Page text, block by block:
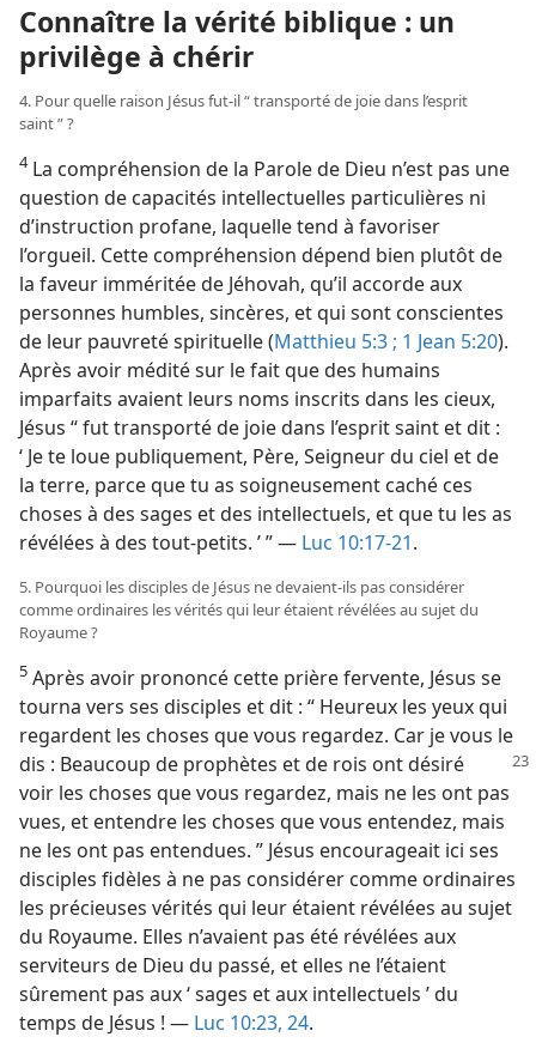
Connaître la vérité biblique : un
privilège à chérir
4. Pour quelle raison Jésus fut-​il “ transporté de joie dans l’esprit
saint ” ?
4La compréhension de la Parole de Dieu n’est pas une
question de capacités intellectuelles particulières ni
d’instruction profane, laquelle tend à favoriser
l’orgueil. Cette compréhension dépend bien plutôt de
la faveur imméritée de Jéhovah, qu’il accorde aux
personnes humbles, sincères, et qui sont conscientes
de leur pauvreté spirituelle (Matthieu 5:3 ; 1 Jean 5:20).
Après avoir médité sur le fait que des humains
imparfaits avaient leurs noms inscrits dans les cieux,
Jésus “ fut transporté de joie dans l’esprit saint et dit :
‘ Je te loue publiquement, Père, Seigneur du ciel et de
la terre, parce que tu as soigneusement caché ces
choses à des sages et des intellectuels, et que tu les as
révélées à des tout-petits. ’ ” — Luc 10:17-21.
5. Pourquoi les disciples de Jésus ne devaient-​ils pas considérer
comme ordinaires les vérités qui leur étaient révélées au sujet du
Royaume ?
5 Après avoir prononcé cette prière fervente, Jésus se
tourna vers ses disciples et dit : “ Heureux les yeux qui
regardent les choses que vous regardez. Car je vous le
dis : Beaucoup de prophètes etde rois ont désiré
voir les choses que vous regardez, mais ne les ont pas
vues, et entendre les choses que vous entendez, mais
ne les ont pas entendues. ” Jésus encourageait ici ses
disciples fidèles à ne pas considérer comme ordinaires
les précieuses vérités qui leur étaient révélées au sujet
du Royaume. Elles n’avaient pas été révélées aux
serviteurs de Dieu du passé, et elles ne l’étaient
sûrement pas aux ‘ sages et aux intellectuels ’ du
temps de Jésus ! — Luc 10:23, 24.